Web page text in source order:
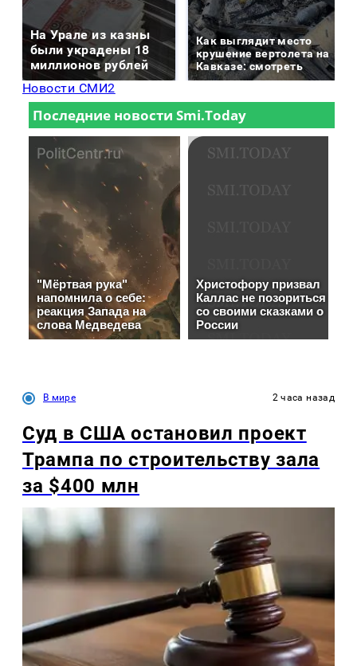
На Урале из казны
были украдены 18
миллионов рублей
Как выглядит место
крушение вертолета на
Кавказе: смотреть
Новости СМИ2
В мире 2 часа назад
Суд в США остановил проект
Трампа по строительству зала
за $400 млн